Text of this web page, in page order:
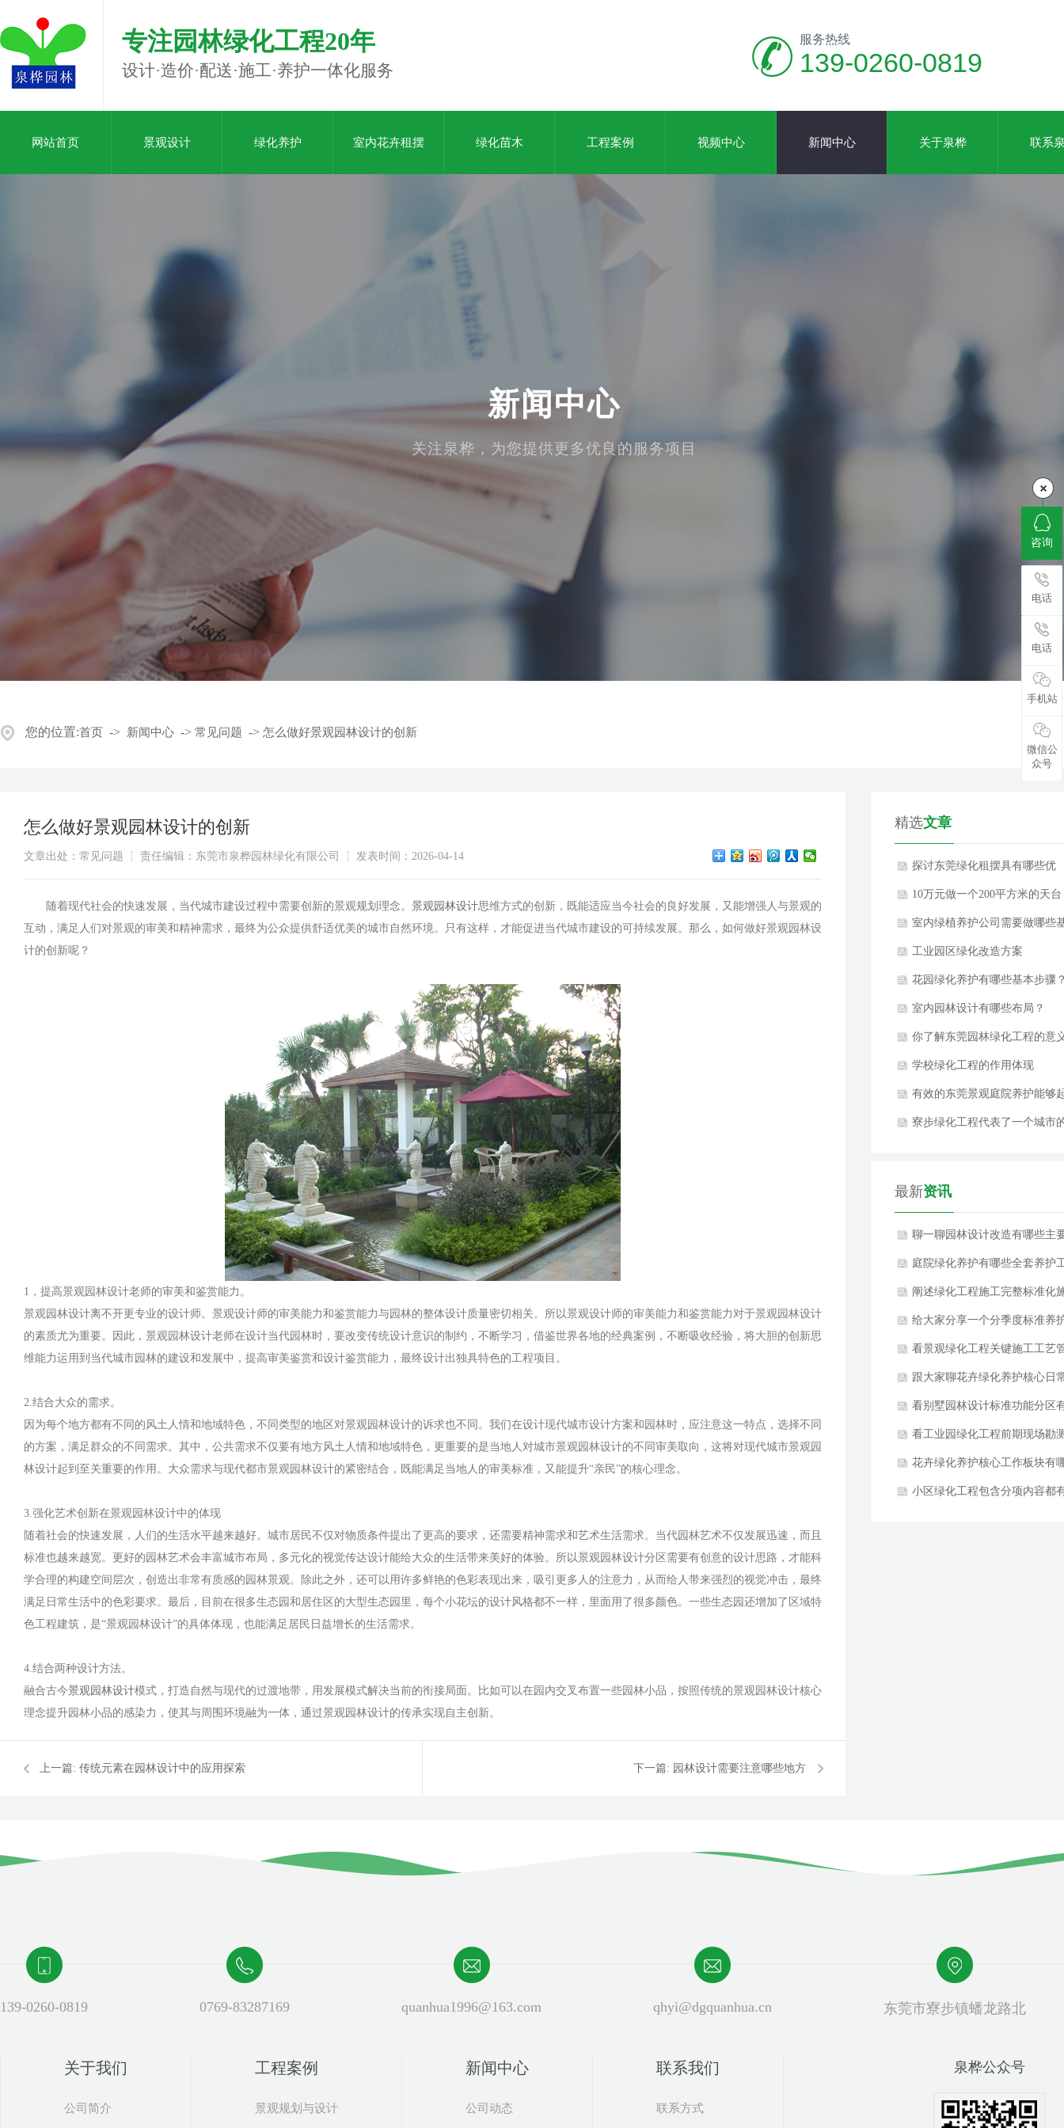
专注园林绿化工程20年
设计·造价·配送·施工·养护一体化服务
服务热线
139-0260-0819
网站首页 景观设计 绿化养护 室内花卉租摆 绿化苗木 工程案例 视频中心 新闻中心 关于泉桦 联系
新闻中心
关注泉桦，为您提供更多优良的服务项目
您的位置:首页 -> 新闻中心 -> 常见问题 -> 怎么做好景观园林设计的创新
怎么做好景观园林设计的创新
文章出处：常见问题 责任编辑：东莞市泉桦园林绿化有限公司 发表时间：2026-04-14
随着现代社会的快速发展，当代城市建设过程中需要创新的景观规划理念。 景观园林设计思维方式的创新，既能适应当今社会的良好发展，又能增强人与景观的
互动，满足人们对景观的审美和精神需求，最终为公众提供舒适优美的城市自然环境。只有这样，才能促进当代城市建设的可持续发展。那么，如何做好景观园林设
计的创新呢？
1，提高景观园林设计老师的审美和鉴赏能力。
景观园林设计离不开更专业的设计师。景观设计师的审美能力和鉴赏能力与园林的整体设计质量密切相关。所以景观设计师的审美能力和鉴赏能力对于景观园林设计
的素质尤为重要。因此，景观园林设计老师在设计当代园林时，要改变传统设计意识的制约，不断学习，借鉴世界各地的经典案例，不断吸收经验，将大胆的创新思
维能力运用到当代城市园林的建设和发展中，提高审美鉴赏和设计鉴赏能力，最终设计出独具特色的工程项目。
2.结合大众的需求。
因为每个地方都有不同的风土人情和地域特色，不同类型的地区对景观园林设计的诉求也不同。我们在设计现代城市设计方案和园林时，应注意这一特点，选择不同
的方案，满足群众的不同需求。其中，公共需求不仅要有地方风土人情和地域特色，更重要的是当地人对城市景观园林设计的不同审美取向，这将对现代城市景观园
林设计起到至关重要的作用。大众需求与现代都市景观园林设计的紧密结合，既能满足当地人的审美标准，又能提升“亲民”的核心理念。
3.强化艺术创新在景观园林设计中的体现
随着社会的快速发展，人们的生活水平越来越好。城市居民不仅对物质条件提出了更高的要求，还需要精神需求和艺术生活需求。当代园林艺术不仅发展迅速，而且
标准也越来越宽。更好的园林艺术会丰富城市布局，多元化的视觉传达设计能给大众的生活带来美好的体验。所以景观园林设计分区需要有创意的设计思路，才能科
学合理的构建空间层次，创造出非常有质感的园林景观。除此之外，还可以用许多鲜艳的色彩表现出来，吸引更多人的注意力，从而给人带来强烈的视觉冲击，最终
满足日常生活中的色彩要求。最后，目前在很多生态园和居住区的大型生态园里，每个小花坛的设计风格都不一样，里面用了很多颜色。一些生态园还增加了区域特
色工程建筑，是“景观园林设计”的具体体现，也能满足居民日益增长的生活需求。
4.结合两种设计方法。
融合古今景观园林设计模式，打造自然与现代的过渡地带，用发展模式解决当前的衔接局面。比如可以在园内交叉布置一些园林小品，按照传统的景观园林设计核心
理念提升园林小品的感染力，使其与周围环境融为一体，通过景观园林设计的传承实现自主创新。
上一篇: 传统元素在园林设计中的应用探索 下一篇: 园林设计需要注意哪些地方
精选文章
探讨东莞绿化租摆具有哪些优
势？
10万元做一个200平方米的天台
花园
室内绿植养护公司需要做哪些
本养护措施？
工业园区绿化改造方案
花园绿化养护有哪些基本步骤
室内园林设计有哪些布局？
你了解东莞园林绿化工程的意
吗？
学校绿化工程的作用体现
有效的东莞景观庭院养护能够
到什么作用？
寮步绿化工程代表了一个城市
最新资讯
聊一聊园林设计改造有哪些主
改造内容？
庭院绿化养护有哪些全套养护
作内容？
阐述绿化工程施工完整标准化
工工序
给大家分享一个分季度标准养
方案如何？
看景观绿化工程关键施工工艺
控要点是什么？
跟大家聊花卉绿化养护核心日
养护工作是什么？
看别墅园林设计标准功能分区
哪些方面？
看工业园绿化工程前期现场勘
与方案设计要点是什么？
花卉绿化养护核心工作板块有
些方面？
小区绿化工程包含分项内容都
139-0260-0819 0769-83287169 quanhua1996@163.com qhyi@dgquanhua.cn 东莞市寮步镇蟠龙路北
关于我们
公司简介
工程案例
景观规划与设计
新闻中心
公司动态
联系我们
联系方式
泉桦公众号
咨询
电话
电话
手机站
微信公
众号